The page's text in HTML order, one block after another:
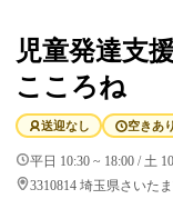
児童発達支
こころね
送迎なし 空きあり
平日 10:30 ~ 18:00 / 土
3310814 埼玉県さいた